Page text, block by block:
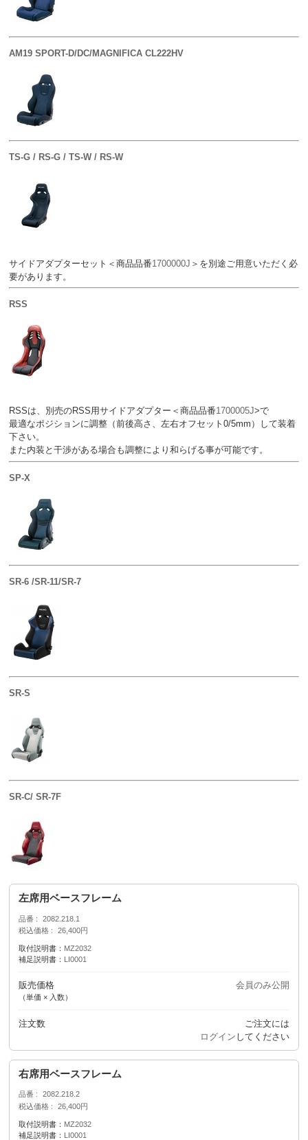
AM19 SPORT-D/DC/MAGNIFICA CL222HV
TS-G / RS-G / TS-W / RS-W
サイドアダプターセット＜商品品番1700000J ＞を別途ご用意いただく必
要があります。
RSS
RSSは、別売のRSS用サイドアダプター＜商品品番1700005J>で
最適なポジションに調整（前後高さ、左右オフセット0/5mm）して装着
下さい。
また内装と干渉がある場合も調整により和らげる事が可能です。
SP-X
SR-6 /SR-11/SR-7
SR-S
SR-C/ SR-7F
左席用ベースフレーム
品番
2082.218.1
税込価格
26,400円
取付説明書： MZ2032
補足説明書： LI0001
販売価格
（単価 × 入数）
会員のみ公開
注文数
ご注文には
ログイン してください
右席用ベースフレーム
品番
2082.218.2
税込価格
26,400円
取付説明書： MZ2032
補足説明書： LI0001